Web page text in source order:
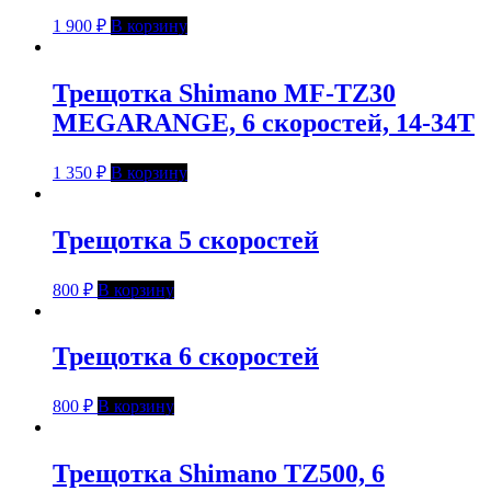
1 900 ₽ В корзину
Трещотка Shimano MF-TZ30
MEGARANGE, 6 скоростей, 14-34T
1 350 ₽ В корзину
Трещотка 5 скоростей
800 ₽ В корзину
Трещотка 6 скоростей
800 ₽ В корзину
Трещотка Shimano TZ500, 6